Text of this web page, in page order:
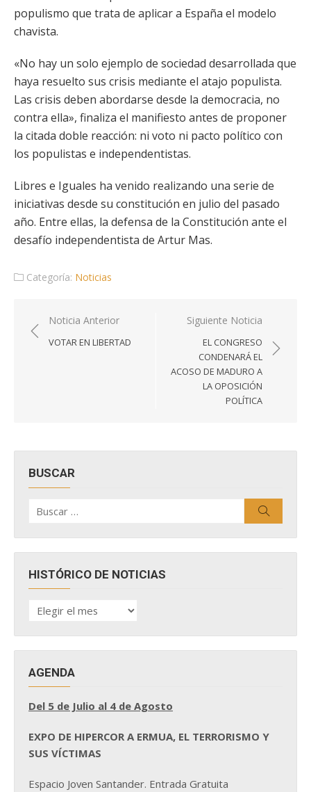
populismo que trata de aplicar a España el modelo
chavista.
«No hay un solo ejemplo de sociedad desarrollada que
haya resuelto sus crisis mediante el atajo populista.
Las crisis deben abordarse desde la democracia, no
contra ella», finaliza el manifiesto antes de proponer
la citada doble reacción: ni voto ni pacto político con
los populistas e independentistas.
Libres e Iguales ha venido realizando una serie de
iniciativas desde su constitución en julio del pasado
año. Entre ellas, la defensa de la Constitución ante el
desafío independentista de Artur Mas.
Categoría: Noticias
Navegación
de
Noticia Anterior
VOTAR EN LIBERTAD
Siguiente Noticia
EL CONGRESO
CONDENARÁ EL
ACOSO DE MADURO A
LA OPOSICIÓN
POLÍTICA
BUSCAR
por:
HISTÓRICO DE NOTICIAS
HISTÓRICO
DE
AGENDA
Del 5 de Julio al 4 de Agosto
EXPO DE HIPERCOR A ERMUA, EL TERRORISMO Y
SUS VÍCTIMAS
Espacio Joven Santander. Entrada Gratuita